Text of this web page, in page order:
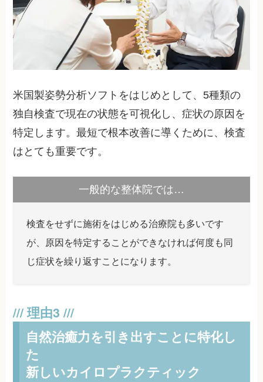
米国製姿勢分析ソフトをはじめとして、5種類の
独自検査で現在の状態を可視化し、症状の原因を
特定します。最短で根本改善に導くために、検査
はとても重要です。
一般的な整体院では…
検査をせずに施術をはじめる治療院も多いです
が、原因を特定することができなければ何度も同
じ症状を繰り返すことになります。
自然治癒力を引き出すことに特化し
た
新しいカイロプラクティック